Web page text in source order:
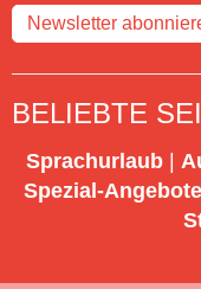
Newsletter
BELIEBTE
Sprachurlaub |
Spezial-Angebote